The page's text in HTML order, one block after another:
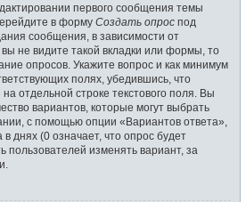
первого сообщения темы
в форму Создать опрос под
сообщения, в зависимости от
не видите такой вкладки или формы, то
опросов. Укажите вопрос и как минимум
полях, убедившись, что
отдельной строке текстового поля. Вы
вариантов, которые могут выбрать
с помощью опции «Вариантов ответа»,
днях (0 означает, что опрос будет
пользователей изменять вариант, за